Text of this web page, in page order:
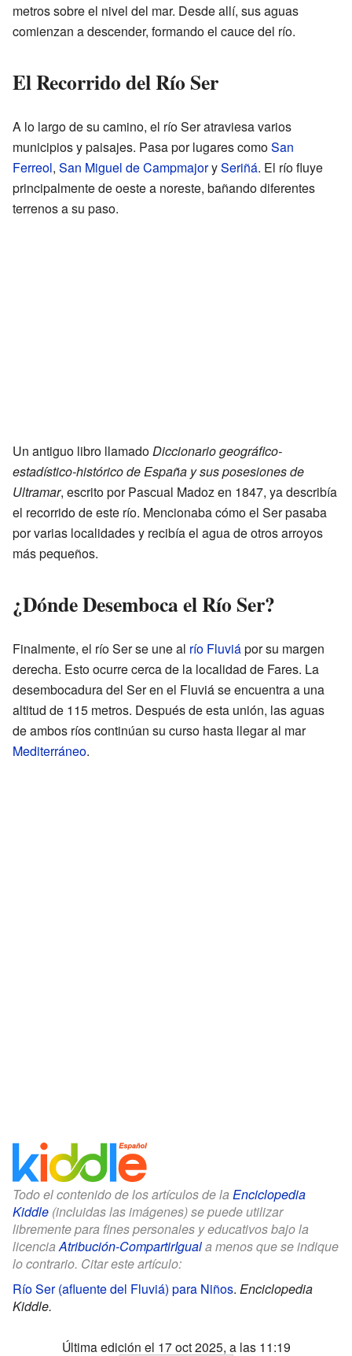
metros sobre el nivel del mar. Desde allí, sus aguas
comienzan a descender, formando el cauce del río.
El Recorrido del Río Ser
A lo largo de su camino, el río Ser atraviesa varios
municipios y paisajes. Pasa por lugares comoSan
Ferreol, San Miguel de CampmajorySeriñá. El río fluye
principalmente de oeste a noreste, bañando diferentes
terrenos a su paso.
Un antiguo libro llamadoDiccionario geográfico-
estadístico-histórico de España y sus posesiones de
Ultramar, escrito por Pascual Madoz en 1847, ya describía
el recorrido de este río. Mencionaba cómo el Ser pasaba
por varias localidades y recibía el agua de otros arroyos
más pequeños.
¿Dónde Desemboca el Río Ser?
Finalmente, el río Ser se une al río Fluviápor su margen
derecha. Esto ocurre cerca de la localidad de Fares. La
desembocadura del Ser en el Fluviá se encuentra a una
altitud de 115 metros. Después de esta unión, las aguas
de ambos ríos continúan su curso hasta llegar al mar
Mediterráneo.
Todo el contenido de los artículos de la Enciclopedia
Kiddle (incluidas las imágenes) se puede utilizar
libremente para fines personales y educativos bajo la
licenciaAtribución-CompartirIguala menos que se indique
lo contrario. Citar este artículo:
Río Ser (afluente del Fluviá) para Niños. Enciclopedia
Kiddle.
Última edición el 17 oct 2025, a las 11:19